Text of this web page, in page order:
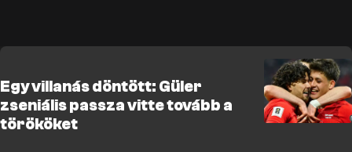
Egy villanás döntött: Güler
zseniális passza vitte tovább a
törököket